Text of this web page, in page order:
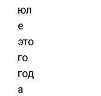
юл
е
это
го
год
а